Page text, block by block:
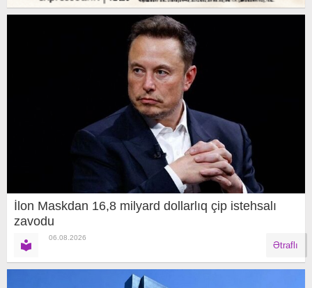
İlon Maskdan 16,8 milyard dollarlıq çip istehsalı
zavodu
06.08.2026
Ətraflı